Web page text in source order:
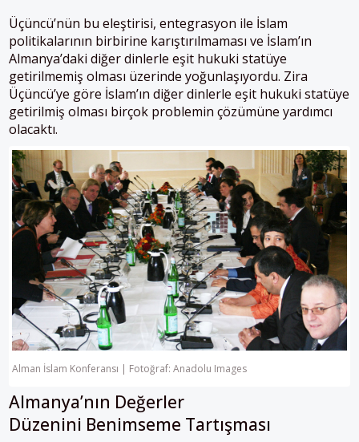
Üçüncü’nün bu eleştirisi, entegrasyon ile İslam
politikalarının birbirine karıştırılmaması ve İslam’ın
Almanya’daki diğer dinlerle eşit hukuki statüye
getirilmemiş olması üzerinde yoğunlaşıyordu. Zira
Üçüncü’ye göre İslam’ın diğer dinlerle eşit hukuki statüye
getirilmiş olması birçok problemin çözümüne yardımcı
olacaktı.
Alman İslam Konferansı | Fotoğraf: Anadolu Images
Almanya’nın Değerler
Düzenini Benimseme Tartışması